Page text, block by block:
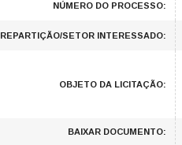
NÚMERO DO PROCESSO:
REPARTIÇÃO/SETOR INTERESSADO:
OBJETO DA LICITAÇÃO:
BAIXAR DOCUMENTO: